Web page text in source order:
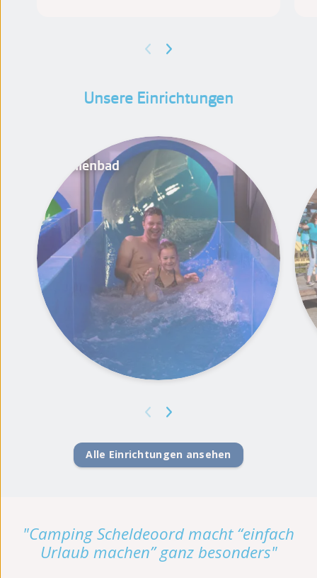
Unsere Einrichtungen
Hallenbad
Alle Einrichtungen ansehen
"Camping Scheldeoord macht “einfach
Urlaub machen” ganz besonders"